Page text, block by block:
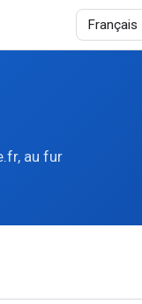
au fur